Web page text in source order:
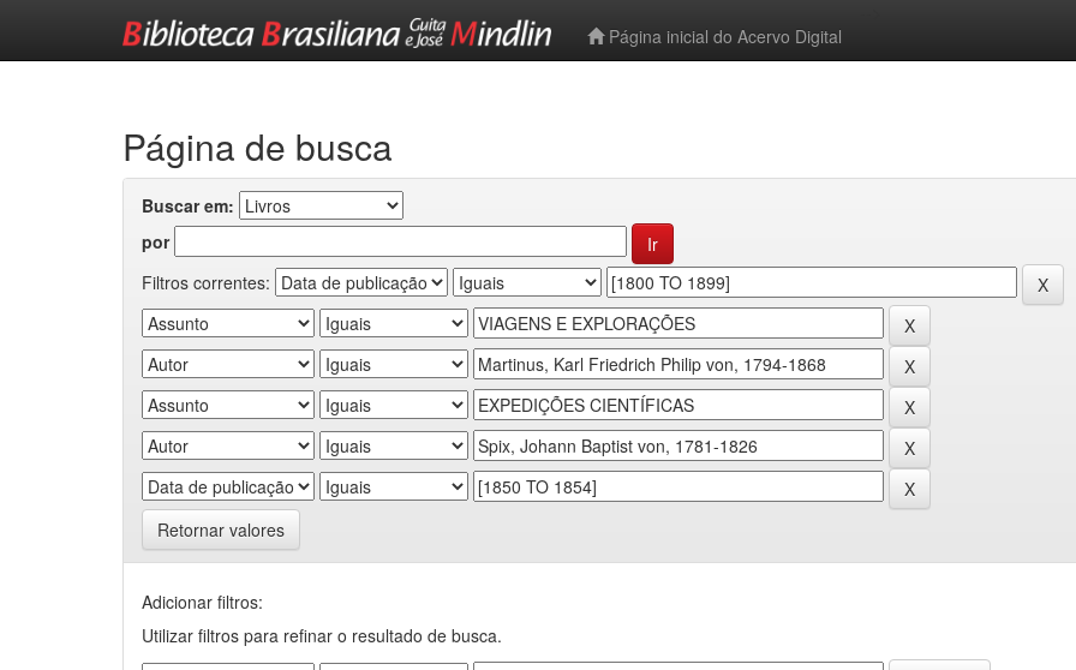
Página inicial do Acervo Digital
Página de busca
Buscar em:
por
Filtros correntes:
Retornar valores
Adicionar filtros:
Utilizar filtros para refinar o resultado de busca.